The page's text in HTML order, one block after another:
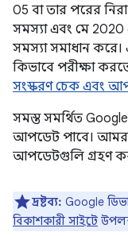
05 বা তার পরের
সমস্যা এবং মে 2020
সমস্যা সমাধান করে।
কিভাবে পরীক্ষা
সংস্করণ চেক এবং
সমস্ত সমর্থিত
আপডেট পাবে। আমরা
আপডেটগুলি গ্রহণ
দ্রষ্টব্য: Google
বিকাশকারী সাইটে